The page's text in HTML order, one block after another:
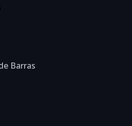
Barras